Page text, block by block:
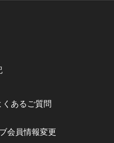
あるご質問
会員情報変更